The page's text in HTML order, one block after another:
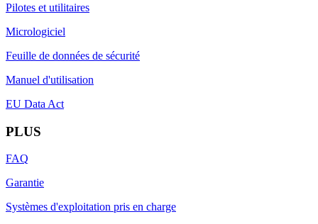
Pilotes et utilitaires
Micrologiciel
Feuille de données de sécurité
Manuel d'utilisation
EU Data Act
PLUS
FAQ
Garantie
Systèmes d'exploitation pris en charge